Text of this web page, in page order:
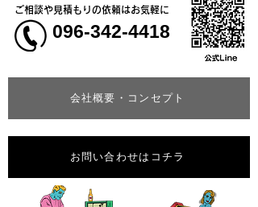
会社概要・コンセプト
ご相談や見積もりの依頼はお気軽に
096-342-4418
お問い合わせはコチラ